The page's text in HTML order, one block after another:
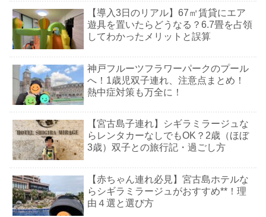
【導入3日のリアル】67㎡賃貸にエア
遊具を置いたらどうなる？6.7畳を占領
してわかったメリットと誤算
神戸フルーツフラワーパークのプール
へ！1歳児双子連れ、注意点まとめ！
熱中症対策も万全に！
【宮古島子連れ】シギラミラージュな
らレンタカーなしでもOK？2歳（ほぼ
3歳）双子との旅行記・過ごし方
【赤ちゃん連れ必見】宮古島ホテルな
らシギラミラージュがおすすめ**！理
由４選と選び方